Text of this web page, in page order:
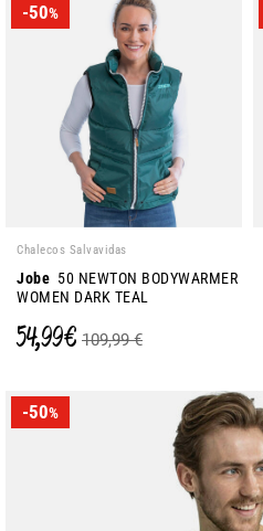
-50%
Chalecos Salvavidas
Jobe 50 NEWTON BODYWARMER
WOMEN DARK TEAL
54,99 € 109,99 €
-50%